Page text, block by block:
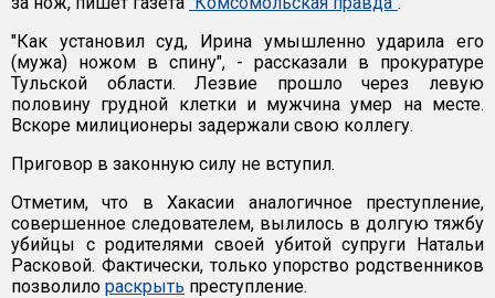
"Как установил суд, Ирина умышленно ударила его
(мужа) ножом в спину", - рассказали в прокуратуре
Тульской области. Лезвие прошло через левую
половину грудной клетки и мужчина умер на месте.
Вскоре милиционеры задержали свою коллегу.
Приговор в законную силу не вступил.
Отметим, что в Хакасии аналогичное преступление,
совершенное следователем, вылилось в долгую тяжбу
убийцы с родителями своей убитой супруги Натальи
Расковой. Фактически, только упорство родственников
позволило раскрыть преступление.